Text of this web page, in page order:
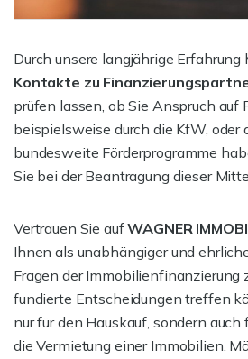
Durch unsere langjährige
Kontakte zu
prüfen lassen, ob Sie Anspruch auf
beispielsweise durch die KfW, oder
bundesweite Förderprogramme
Sie bei der Beantragung dieser
Vertrauen Sie aufWAGNER
Ihnen als unabhängiger und
Fragen der Immobilienfinanzierung
fundierte Entscheidungen treffen
nur für den Hauskauf, sondern auch
die Vermietung einer Immobilien.